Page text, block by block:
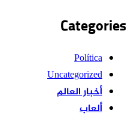
Categories
Política
Uncategorized
أخبار العالم
ألعاب